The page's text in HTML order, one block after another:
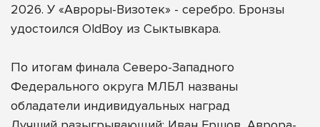
2026. У «Авроры-Визотек» - серебро. Бронзы
удостоился OldBoy из Сыктывкара.
По итогам финала Северо-Западного
Федерального округа МЛБЛ названы
обладатели индивидуальных наград